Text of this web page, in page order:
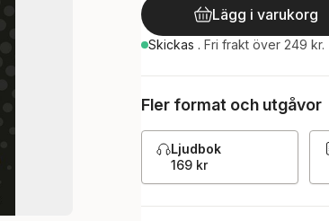
Lägg i varukorg
Skickas . Fri frakt över 249 kr.
Fler format och utgåvor
Ljudbok
169 kr